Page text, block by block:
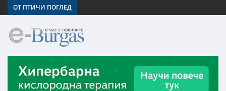
ОТ ПТИЧИ ПОГЛЕД